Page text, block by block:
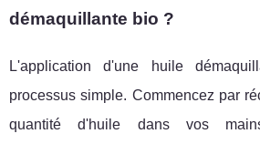
démaquillante bio ?
L'application d'une huile
processus simple. Commencez par
quantité d'huile dans vos